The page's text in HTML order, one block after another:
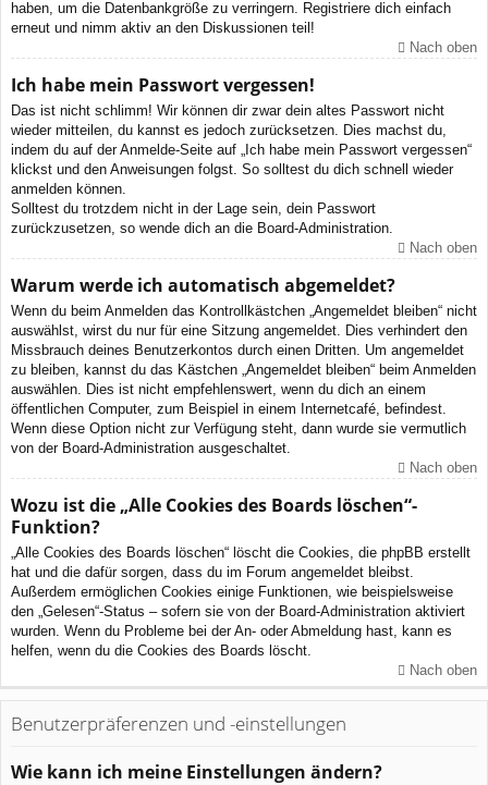
haben, um die Datenbankgröße zu verringern. Registriere dich einfach
erneut und nimm aktiv an den Diskussionen teil!
Nach oben
Ich habe mein Passwort vergessen!
Das ist nicht schlimm! Wir können dir zwar dein altes Passwort nicht
wieder mitteilen, du kannst es jedoch zurücksetzen. Dies machst du,
indem du auf der Anmelde-Seite auf „Ich habe mein Passwort vergessen“
klickst und den Anweisungen folgst. So solltest du dich schnell wieder
anmelden können.
Solltest du trotzdem nicht in der Lage sein, dein Passwort
zurückzusetzen, so wende dich an die Board-Administration.
Nach oben
Warum werde ich automatisch abgemeldet?
Wenn du beim Anmelden das Kontrollkästchen „Angemeldet bleiben“ nicht
auswählst, wirst du nur für eine Sitzung angemeldet. Dies verhindert den
Missbrauch deines Benutzerkontos durch einen Dritten. Um angemeldet
zu bleiben, kannst du das Kästchen „Angemeldet bleiben“ beim Anmelden
auswählen. Dies ist nicht empfehlenswert, wenn du dich an einem
öffentlichen Computer, zum Beispiel in einem Internetcafé, befindest.
Wenn diese Option nicht zur Verfügung steht, dann wurde sie vermutlich
von der Board-Administration ausgeschaltet.
Nach oben
Wozu ist die „Alle Cookies des Boards löschen“-
Funktion?
„Alle Cookies des Boards löschen“ löscht die Cookies, die phpBB erstellt
hat und die dafür sorgen, dass du im Forum angemeldet bleibst.
Außerdem ermöglichen Cookies einige Funktionen, wie beispielsweise
den „Gelesen“-Status – sofern sie von der Board-Administration aktiviert
wurden. Wenn du Probleme bei der An- oder Abmeldung hast, kann es
helfen, wenn du die Cookies des Boards löscht.
Nach oben
Benutzerpräferenzen und -einstellungen
Wie kann ich meine Einstellungen ändern?